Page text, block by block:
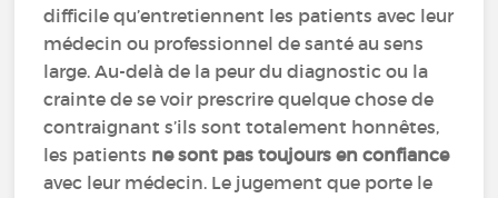
difficile qu’entretiennent les patients avec leur
médecin ou professionnel de santé au sens
large. Au-delà de la peur du diagnostic ou la
crainte de se voir prescrire quelque chose de
contraignant s’ils sont totalement honnêtes,
les patients ne sont pas toujours en confiance
avec leur médecin. Le jugement que porte le